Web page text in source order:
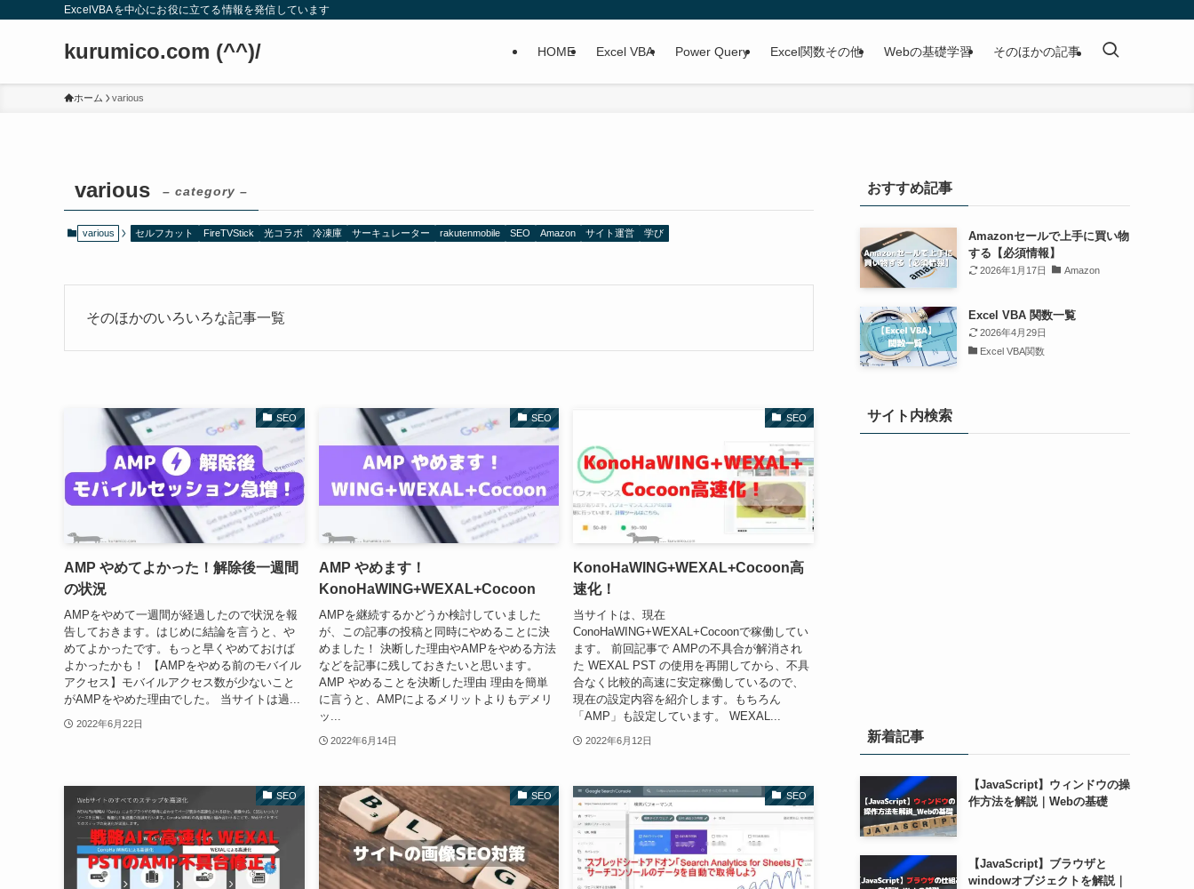
ExcelVBAを中心にお役に立てる情報を発信しています
kurumico.com (^^)/ HOME Excel VBA Power Query Excel関数その他 Webの基礎学習 そのほかの記事
ホーム various
various – category –
various セルフカット FireTVStick 光コラボ 冷凍庫 サーキュレーター rakutenmobile SEO Amazon サイト運営 学び
そのほかのいろいろな記事一覧
SEO
AMP やめてよかった！解除後一週間
の状況
AMPをやめて一週間が経過したので状況を報
告しておきます。はじめに結論を言うと、や
めてよかったです。もっと早くやめておけば
よかったかも！ 【AMPをやめる前のモバイル
アクセス】モバイルアクセス数が少ないこと
がAMPをやめた理由でした。 当サイトは過...
2022年6月22日
SEO
AMP やめます！
KonoHaWING+WEXAL+Cocoon
AMPを継続するかどうか検討していました
が、この記事の投稿と同時にやめることに決
めました！ 決断した理由やAMPをやめる方法
などを記事に残しておきたいと思います。
AMP やめることを決断した理由 理由を簡単
に言うと、AMPによるメリットよりもデメリ
ッ...
2022年6月14日
SEO
KonoHaWING+WEXAL+Cocoon高
速化！
当サイトは、現在
ConoHaWING+WEXAL+Cocoonで稼働してい
ます。 前回記事で AMPの不具合が解消され
た WEXAL PST の使用を再開してから、不具
合なく比較的高速に安定稼働しているので、
現在の設定内容を紹介します。もちろん
「AMP」も設定しています。 WEXAL...
2022年6月12日
SEO SEO SEO
おすすめ記事
Amazonセールで上手に買い物
する【必須情報】
2026年1月17日 Amazon
Excel VBA 関数一覧
2026年4月29日
Excel VBA関数
サイト内検索
新着記事
【JavaScript】ウィンドウの操
作方法を解説｜Webの基礎
【JavaScript】ブラウザと
windowオブジェクトを解説｜